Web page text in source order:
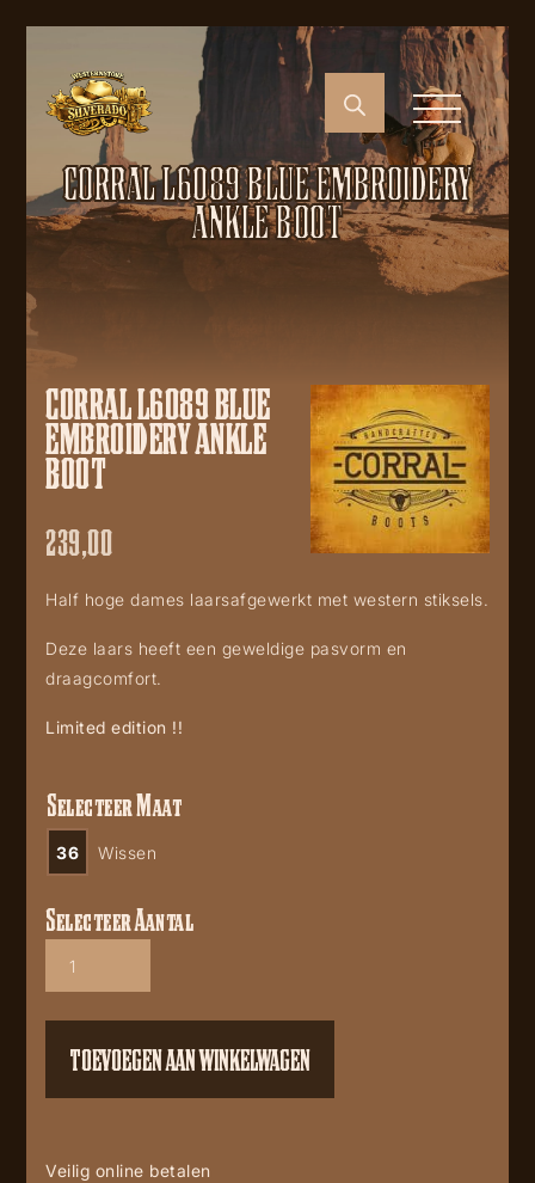
CORRAL L6089 BLUE EMBROIDERY
ANKLE BOOT
CORRAL L6089 BLUE
EMBROIDERY ANKLE
BOOT
239,00
Half hoge dames laarsafgewerkt met western stiksels.
Deze laars heeft een geweldige pasvorm en
draagcomfort.
Limited edition !!
Selecteer Maat
36 Wissen
Corral
Blue
boot
aantal
Selecteer Aantal
TOEVOEGEN AAN WINKELWAGEN
Veilig online betalen